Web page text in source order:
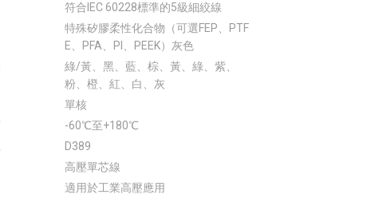
符合IEC 60228標準的5級細絞線
特殊矽膠柔性化合物（可選FEP、PTF
E、PFA、PI、PEEK）灰色
綠/黃、黑、藍、棕、黃、綠、紫、
粉、橙、紅、白、灰
單核
-60℃至+180℃
D389
高壓單芯線
適用於工業高壓應用